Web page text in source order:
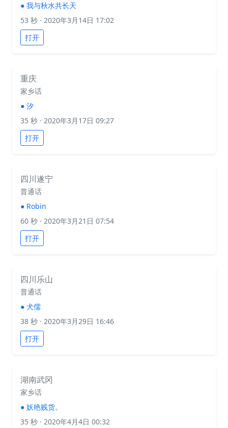
● 我与秋水共长天
53 秒 · 2020年3月14日 17:02
打开
重庆
家乡话
● 汐
35 秒 · 2020年3月17日 09:27
打开
四川遂宁
普通话
● Robin
60 秒 · 2020年3月21日 07:54
打开
四川乐山
普通话
● 犬儒
38 秒 · 2020年3月29日 16:46
打开
湖南武冈
家乡话
● 妖艳贱货。
35 秒 · 2020年4月4日 00:32